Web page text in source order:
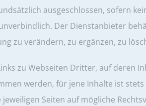
ausgeschlossen, sofern
Der Dienstanbieter
zu verändern, zu ergänzen, zu
zu Webseiten Dritter, auf deren
werden, für jene Inhalte ist
Seiten auf mögliche